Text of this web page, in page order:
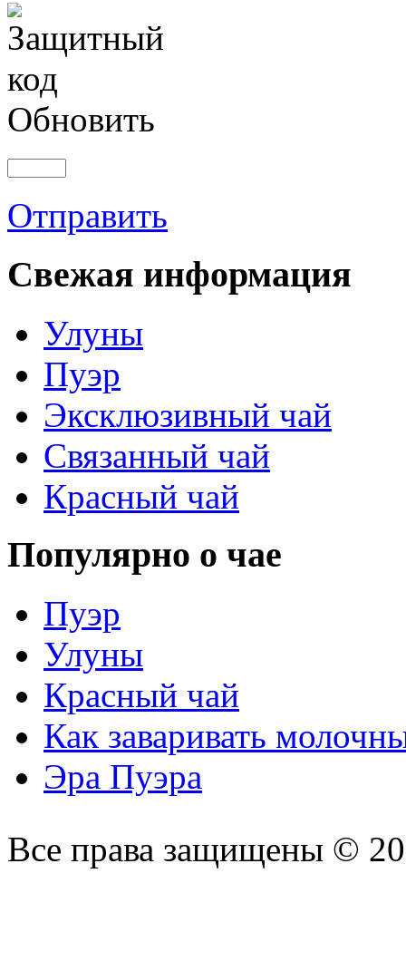
Обновить
Отправить
Свежая информация
Улуны
Пуэр
Эксклюзивный чай
Связанный чай
Красный чай
Популярно о чае
Пуэр
Улуны
Красный чай
Как заваривать
Эра Пуэра
Все права защищены ©